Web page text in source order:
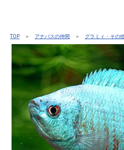
TOP ＞ アナバスの仲間 ＞ グラミィ・その